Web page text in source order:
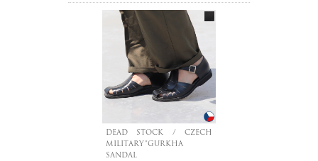
DEAD STOCK / CZECH
MILITARY”GURKHA
SANDAL